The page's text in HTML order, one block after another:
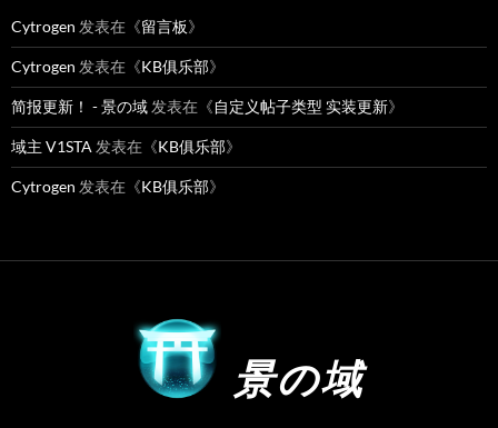
Cytrogen 发表在《留言板》
Cytrogen 发表在《KB俱乐部》
简报更新！ - 景の域 发表在《自定义帖子类型 实装更新》
域主 V1STA 发表在《KB俱乐部》
Cytrogen 发表在《KB俱乐部》
景の域